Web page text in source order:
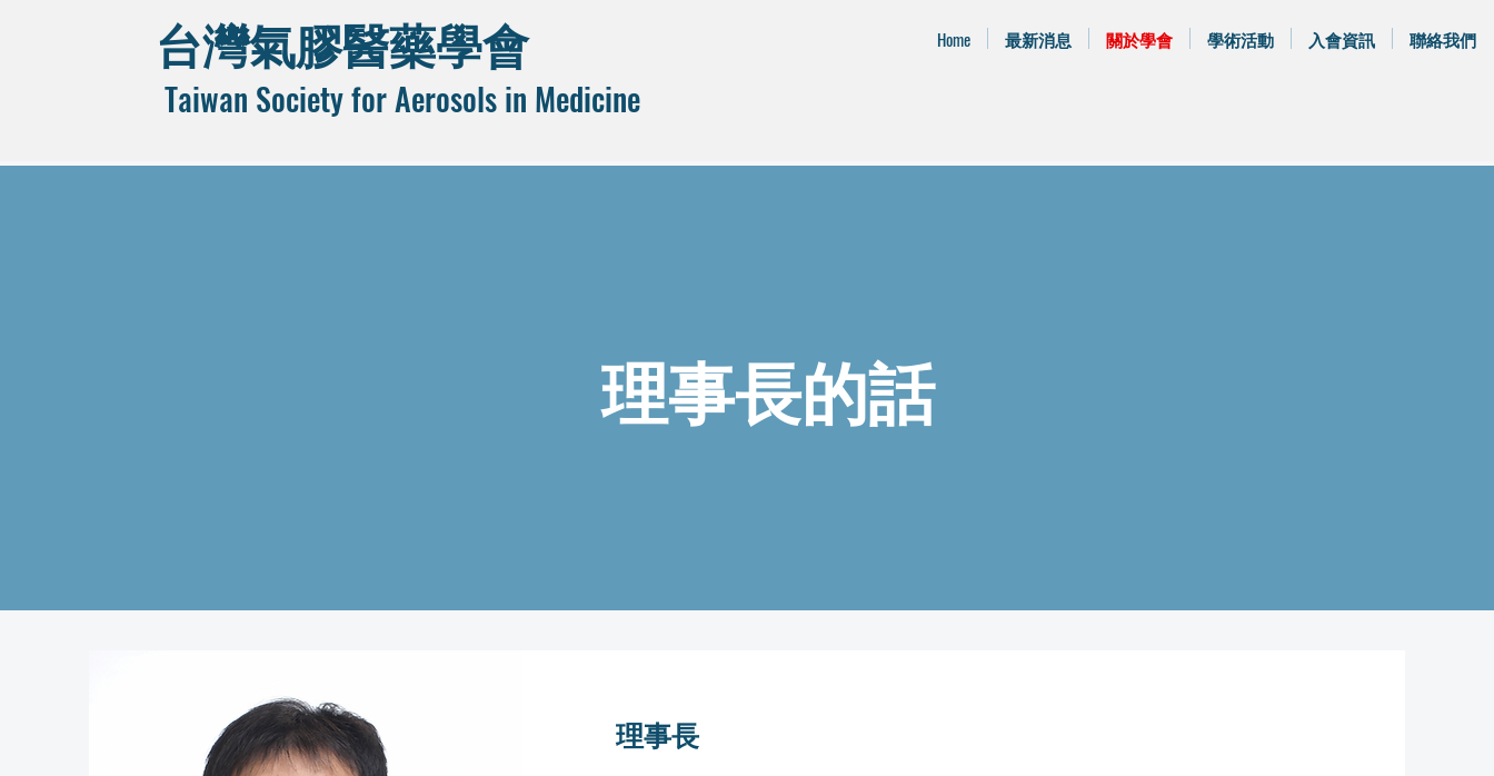
台灣氣膠醫藥學會
Taiwan Society for Aerosols in Medicine
Home 最新消息 關於學會 學術活動 入會資訊 聯絡我們
理事長的話
​理事長